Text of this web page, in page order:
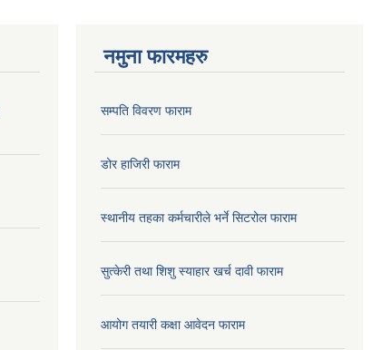
नमुना फारमहरु
सम्पति विवरण फाराम
डोर हाजिरी फाराम
स्थानीय तहका कर्मचारीले भर्ने सिटरोल फाराम
सुत्केरी तथा शिशु स्याहार खर्च दावी फाराम
आयोग तयारी कक्षा आवेदन फाराम